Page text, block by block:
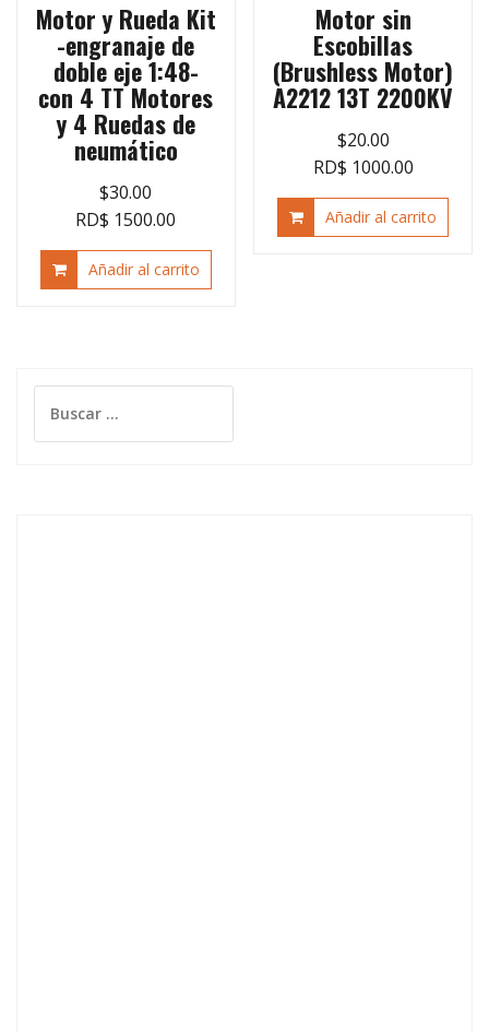
Motor y Rueda Kit
-engranaje de
doble eje 1:48-
con 4 TT Motores
y 4 Ruedas de
neumático
$30.00
RD$ 1500.00
Añadir al carrito
Motor sin
Escobillas
(Brushless Motor)
A2212 13T 2200KV
$20.00
RD$ 1000.00
Añadir al carrito